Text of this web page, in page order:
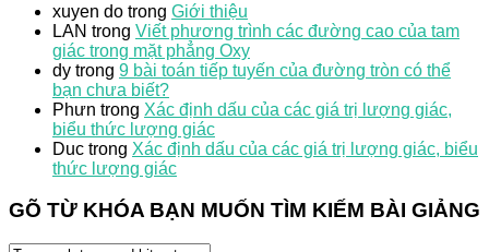
xuyen do trong Giới thiệu
LAN trong Viết phương trình các đường cao của tam
giác trong mặt phẳng Oxy
dy trong 9 bài toán tiếp tuyến của đường tròn có thể
bạn chưa biết?
Phưn trong Xác định dấu của các giá trị lượng giác,
biểu thức lượng giác
Duc trong Xác định dấu của các giá trị lượng giác, biểu
thức lượng giác
GÕ TỪ KHÓA BẠN MUỐN TÌM KIẾM BÀI GIẢNG